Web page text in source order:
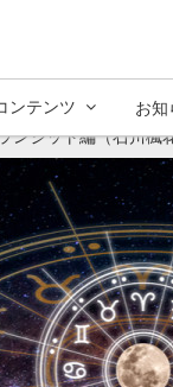
ンテンツ
お知
ンジット編（石川楓